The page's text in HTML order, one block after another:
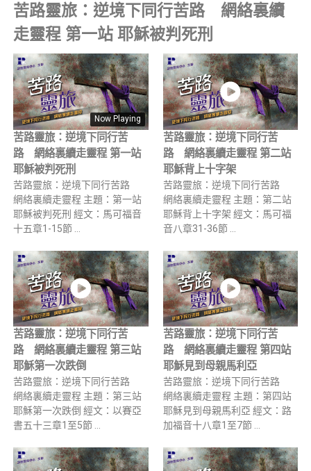
苦路靈旅：逆境下同行苦路 網絡裏續
走靈程 第一站 耶穌被判死刑
Now Playing
苦路靈旅：逆境下同行苦
路 網絡裏續走靈程 第一站
耶穌被判死刑
苦路靈旅：逆境下同行苦路
網絡裏續走靈程 主題：第一站
耶穌被判死刑 經文：馬可福音
十五章1-15節 …
苦路靈旅：逆境下同行苦
路 網絡裏續走靈程 第二站
耶穌背上十字架
苦路靈旅：逆境下同行苦路
網絡裏續走靈程 主題：第二站
耶穌背上十字架 經文：馬可福
音八章31-36節 …
苦路靈旅：逆境下同行苦
路 網絡裏續走靈程 第三站
耶穌第一次跌倒
苦路靈旅：逆境下同行苦路
網絡裏續走靈程 主題：第三站
耶穌第一次跌倒 經文：以賽亞
書五十三章1至5節 …
苦路靈旅：逆境下同行苦
路 網絡裏續走靈程 第四站
耶穌見到母親馬利亞
苦路靈旅：逆境下同行苦路
網絡裏續走靈程 主題：第四站
耶穌見到母親馬利亞 經文：路
加福音十八章1至7節 …